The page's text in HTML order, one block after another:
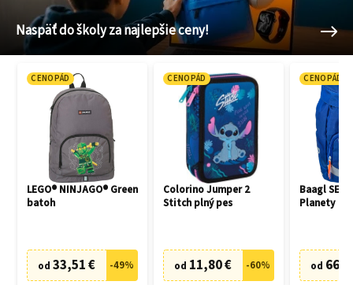
Naspäť do školy za najlepšie ceny!
CENOPÁD
LEGO® NINJAGO® Green
batoh
od 33,51 € -49%
CENOPÁD
Colorino Jumper 2
Stitch plný pes
od 11,80 € -60%
CENOPÁD
Baagl SET
Planety
od